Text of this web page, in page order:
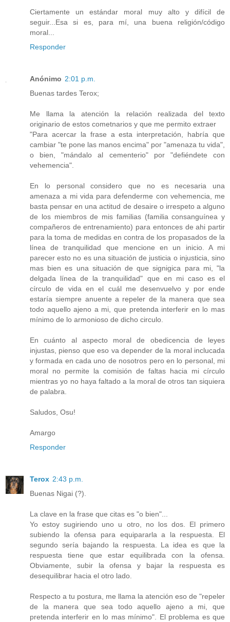
Ciertamente un estándar moral muy alto y difícil de
seguir...Esa si es, para mí, una buena religión/código
moral...
Responder
Anónimo 2:01 p.m.
Buenas tardes Terox;
Me llama la atención la relación realizada del texto
originario de estos cometnarios y que me permito extraer
"Para acercar la frase a esta interpretación, habría que
cambiar "te pone las manos encima" por "amenaza tu vida",
o bien, "mándalo al cementerio" por "defiéndete con
vehemencia".
En lo personal considero que no es necesaria una
amenaza a mi vida para defenderme con vehemencia, me
basta pensar en una actitud de desaire o irrespeto a alguno
de los miembros de mis familias (familia consanguínea y
compañeros de entrenamiento) para entonces de ahi partir
para la toma de medidas en contra de los propasados de la
línea de tranquilidad que mencione en un inicio. A mi
parecer esto no es una situación de justicia o injusticia, sino
mas bien es una situación de que signigica para mi, "la
delgada línea de la tranquilidad" que en mi caso es el
círculo de vida en el cuál me desenvuelvo y por ende
estaría siempre anuente a repeler de la manera que sea
todo aquello ajeno a mi, que pretenda interferir en lo mas
mínimo de lo armonioso de dicho circulo.
En cuánto al aspecto moral de obedicencia de leyes
injustas, pienso que eso va depender de la moral inclucada
y formada en cada uno de nosotros pero en lo personal, mi
moral no permite la comisión de faltas hacia mi círculo
mientras yo no haya faltado a la moral de otros tan siquiera
de palabra.
Saludos, Osu!
Amargo
Responder
Terox 2:43 p.m.
Buenas Nigai (?).
La clave en la frase que citas es "o bien"...
Yo estoy sugiriendo uno u otro, no los dos. El primero
subiendo la ofensa para equipararla a la respuesta. El
segundo sería bajando la respuesta. La idea es que la
respuesta tiene que estar equilibrada con la ofensa.
Obviamente, subir la ofensa y bajar la respuesta es
desequilibrar hacia el otro lado.
Respecto a tu postura, me llama la atención eso de "repeler
de la manera que sea todo aquello ajeno a mi, que
pretenda interferir en lo mas mínimo". El problema es que